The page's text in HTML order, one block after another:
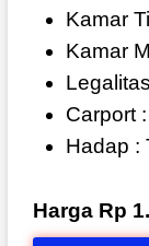
Kamar
Kamar
Carport
Hadap :
Harga Rp